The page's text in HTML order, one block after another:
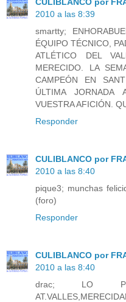
2010 a las 8:39
smartty;
ÉQUIPO TÉCNICO,
ATLÉTICO DEL
MERECIDO. LA
CAMPEÓN EN
ÚLTIMA
VUESTRA AFICIÓN.
Responder
CULIBLANCO por
2010 a las 8:40
pique3; munchas
(foro)
Responder
CULIBLANCO por
2010 a las 8:40
drac; LO